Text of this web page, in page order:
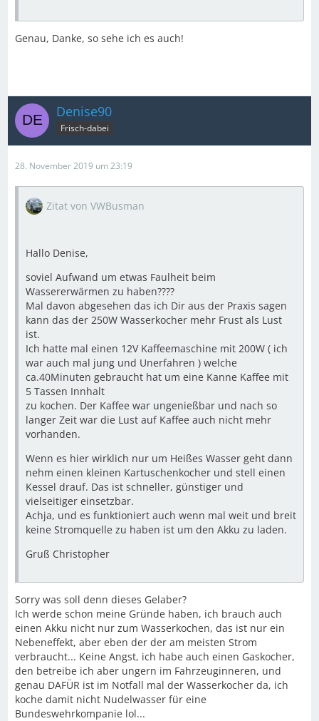
Genau, Danke, so sehe ich es auch!
Denise90
Frisch-dabei
28. November 2019 um 23:19
Zitat von VWBusman
Hallo Denise,
soviel Aufwand um etwas Faulheit beim
Wassererwärmen zu haben????
Mal davon abgesehen das ich Dir aus der Praxis sagen
kann das der 250W Wasserkocher mehr Frust als Lust
ist.
Ich hatte mal einen 12V Kaffeemaschine mit 200W ( ich
war auch mal jung und Unerfahren ) welche
ca.40Minuten gebraucht hat um eine Kanne Kaffee mit
5 Tassen Innhalt
zu kochen. Der Kaffee war ungenießbar und nach so
langer Zeit war die Lust auf Kaffee auch nicht mehr
vorhanden.
Wenn es hier wirklich nur um Heißes Wasser geht dann
nehm einen kleinen Kartuschenkocher und stell einen
Kessel drauf. Das ist schneller, günstiger und
vielseitiger einsetzbar.
Achja, und es funktioniert auch wenn mal weit und breit
keine Stromquelle zu haben ist um den Akku zu laden.
Gruß Christopher
Sorry was soll denn dieses Gelaber?
Ich werde schon meine Gründe haben, ich brauch auch
einen Akku nicht nur zum Wasserkochen, das ist nur ein
Nebeneffekt, aber eben der der am meisten Strom
verbraucht... Keine Angst, ich habe auch einen Gaskocher,
den betreibe ich aber ungern im Fahrzeuginneren, und
genau DAFÜR ist im Notfall mal der Wasserkocher da, ich
koche damit nicht Nudelwasser für eine
Bundeswehrkompanie lol...